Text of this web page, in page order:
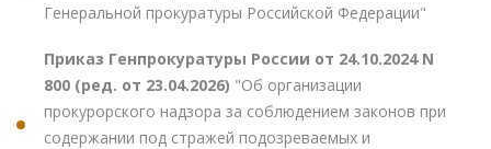
Генеральной прокуратуры Российской Федерации"
Приказ Генпрокуратуры России от 24.10.2024 N
800 (ред. от 23.04.2026) "Об организации
прокурорского надзора за соблюдением законов при
содержании под стражей подозреваемых и